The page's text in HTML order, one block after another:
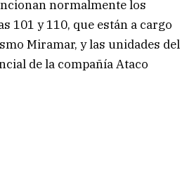
normalmente los
101 y 110, que están a cargo
Miramar, y las unidades del
de la compañía Ataco